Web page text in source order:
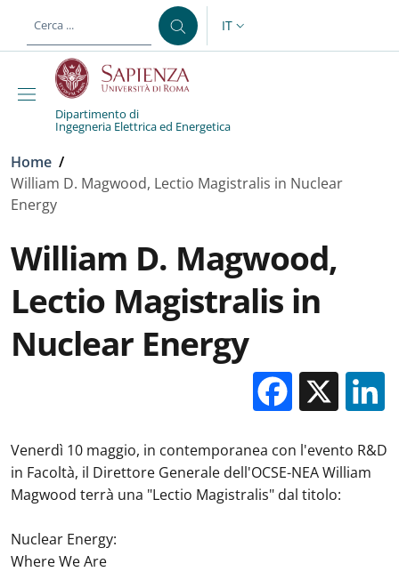
al contenuto principale
SELETTORE LINGUA:
IT
Dipartimento di
Ingegneria Elettrica ed Energetica
Briciole di pane
Home /
William D. Magwood, Lectio Magistralis in Nuclear
Energy
William D. Magwood,
Lectio Magistralis in
Nuclear Energy
X
Venerdì 10 maggio, in contemporanea con l'evento R&D
in Facoltà, il Direttore Generale dell'OCSE-NEA William
Magwood terrà una "Lectio Magistralis" dal titolo:
Nuclear Energy:
Where We Are